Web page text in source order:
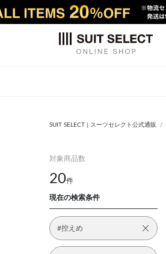
SUIT SELECT | スーツセレクト公式通販
対象商品数
20件
現在の検索条件
#控えめ